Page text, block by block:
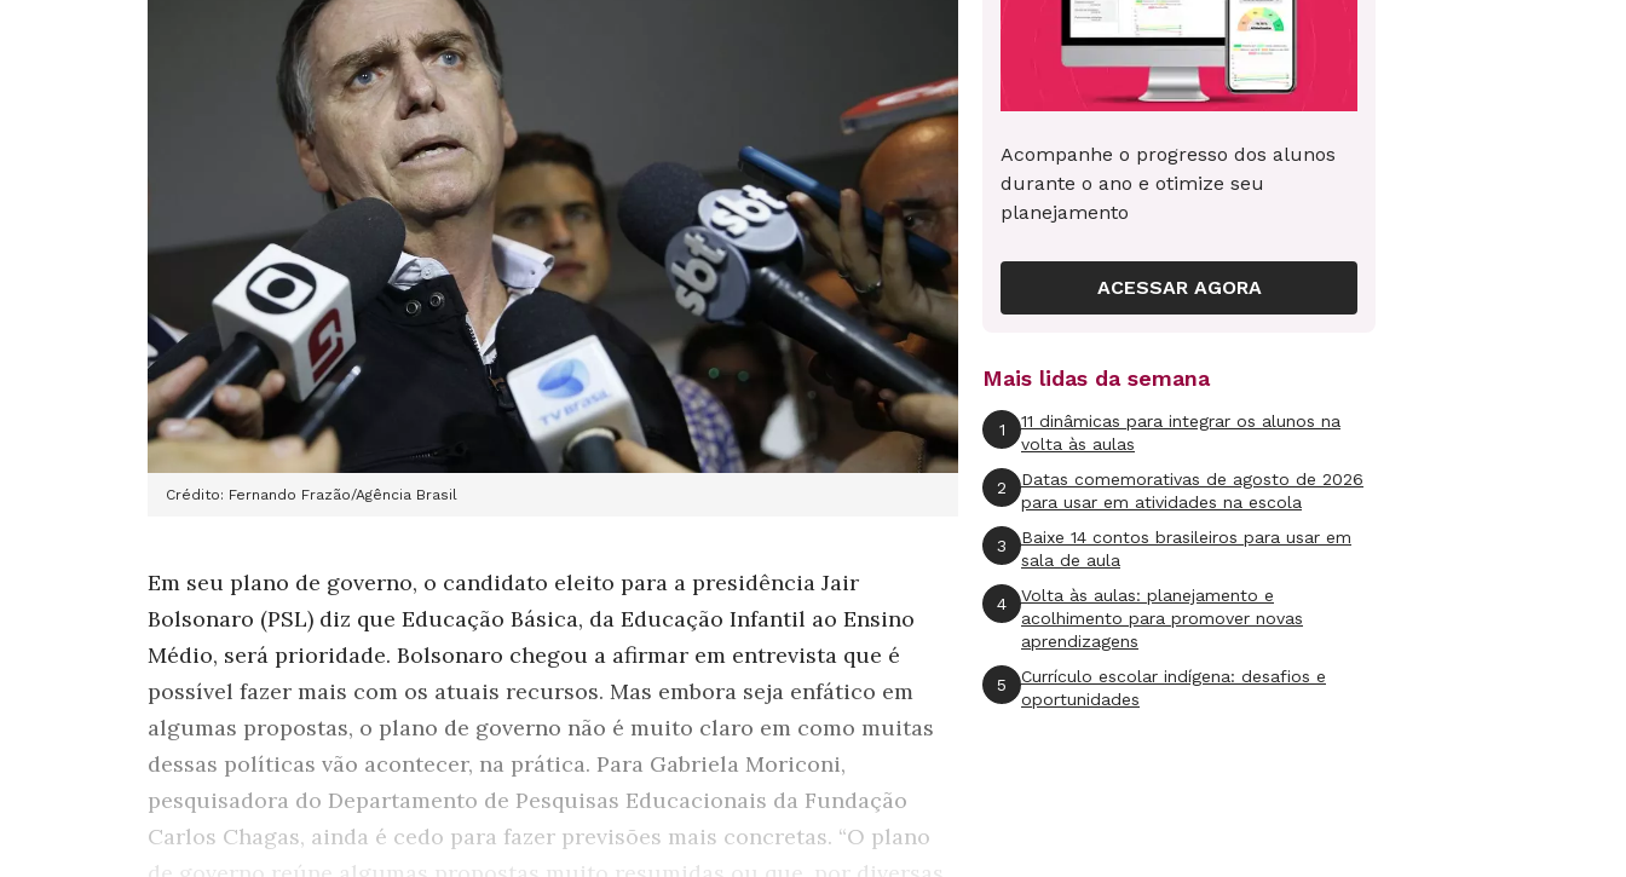
Crédito: Fernando Frazão/Agência Brasil
Em seu plano de governo, o candidato eleito para a presidência Jair
Bolsonaro (PSL) diz que Educação Básica, da Educação Infantil ao Ensino
Médio, será prioridade. Bolsonaro chegou a afirmar em entrevista que é
possível fazer mais com os atuais recursos. Mas embora seja enfático em
algumas propostas, o plano de governo não é muito claro em como muitas
dessas políticas vão acontecer, na prática. Para Gabriela Moriconi,
pesquisadora do Departamento de Pesquisas Educacionais da Fundação
Carlos Chagas, ainda é cedo para fazer previsões mais concretas. “O plano
Acompanhe o progresso dos alunos
durante o ano e otimize seu
planejamento
ACESSAR AGORA
Mais lidas da semana
1
11 dinâmicas para integrar os alunos na
volta às aulas
2
Datas comemorativas de agosto de 2026
para usar em atividades na escola
3
Baixe 14 contos brasileiros para usar em
sala de aula
4
Volta às aulas: planejamento e
acolhimento para promover novas
aprendizagens
5
Currículo escolar indígena: desafios e
oportunidades